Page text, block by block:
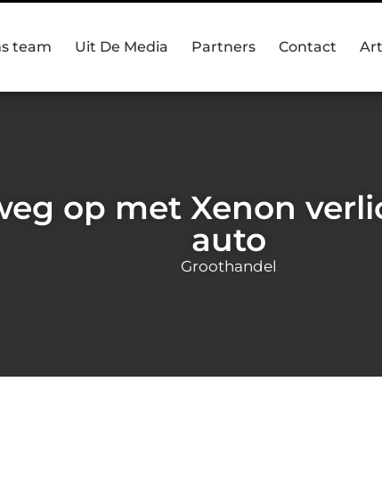
team Uit De Media Partners Contact
op met Xenon
auto
Groothandel